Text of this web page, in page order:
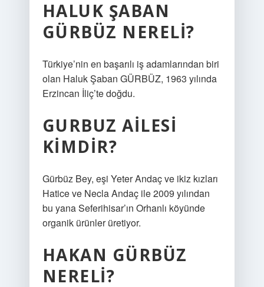
HALUK ŞABAN
GÜRBÜZ NERELI?
Türkiye’nin en başarılı iş adamlarından biri
olan Haluk Şaban GÜRBÜZ, 1963 yılında
Erzincan İliç’te doğdu.
GURBUZ AILESI
KIMDIR?
Gürbüz Bey, eşi Yeter Andaç ve ikiz kızları
Hatice ve Necla Andaç ile 2009 yılından
bu yana Seferihisar’ın Orhanlı köyünde
organik ürünler üretiyor.
HAKAN GÜRBÜZ
NERELI?